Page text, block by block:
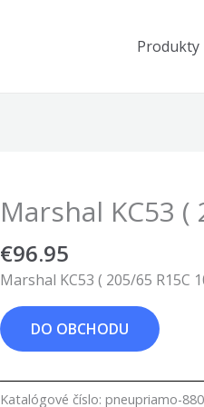
Produkty
Marshal KC53 (
€96.95
Marshal KC53 ( 205/65 R15C
DO OBCHODU
Katalógové číslo:pneupriamo-